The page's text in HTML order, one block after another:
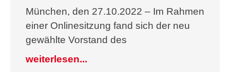
München, den 27.10.2022 – Im Rahmen
einer Onlinesitzung fand sich der neu
gewählte Vorstand des
weiterlesen...